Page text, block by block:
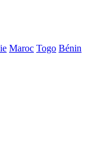
Maroc Togo Bénin